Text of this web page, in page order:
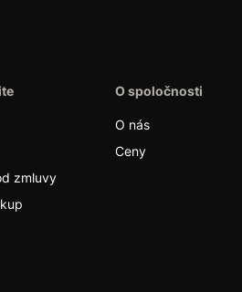
zmluvy
O spoločnosti
O nás
Ceny